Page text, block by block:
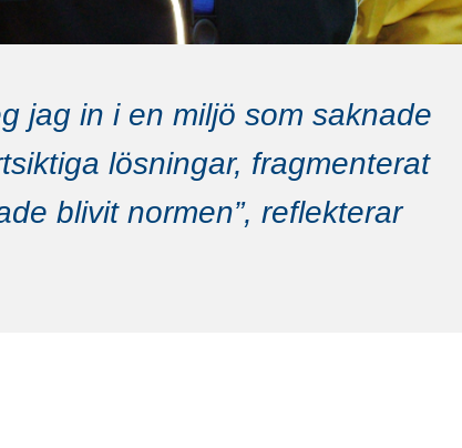
jag in i en miljö som saknade
lösningar, fragmenterat
blivit normen”, reflekterar